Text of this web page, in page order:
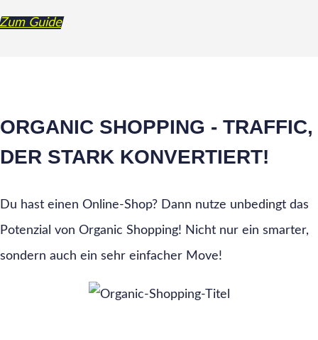
Guide
ORGANIC SHOPPING - TRAFFIC,
DER STARK KONVERTIERT!
Du hast einen Online-Shop? Dann nutze unbedingt das
Potenzial von Organic Shopping! Nicht nur ein smarter,
sondern auch ein sehr einfacher Move!